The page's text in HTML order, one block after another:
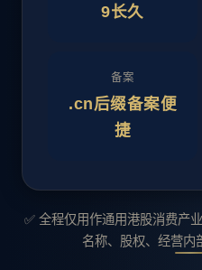
9长久
备案
.cn后缀备案便
捷
✅ 全程仅用作通用港股消费产
名称、股权、经营内